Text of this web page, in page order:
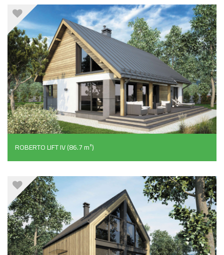
ROBERTO LIFT IV (86.7 m²)